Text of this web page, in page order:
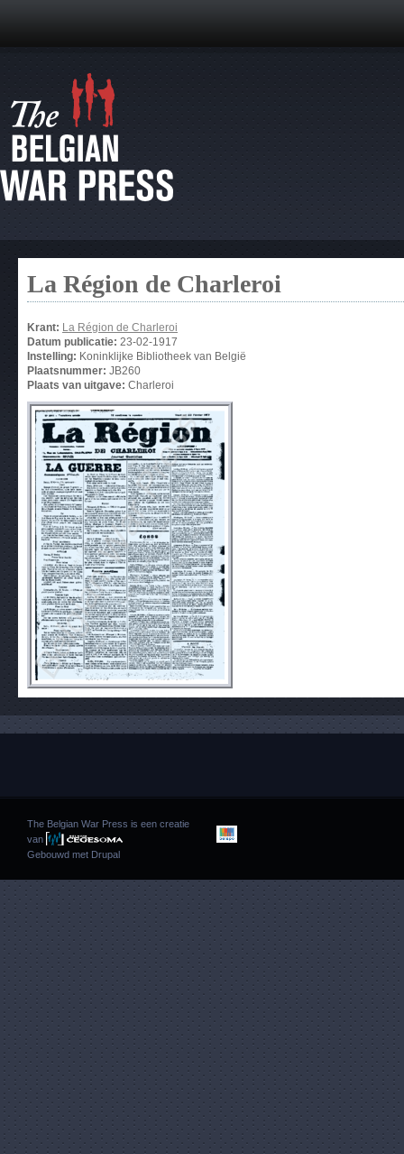
La Région de Charleroi
Krant: La Région de Charleroi
Datum publicatie: 23-02-1917
Instelling: Koninklijke Bibliotheek van België
Plaatsnummer: JB260
Plaats van uitgave: Charleroi
The Belgian War Press is een creatie
van
Gebouwd met Drupal